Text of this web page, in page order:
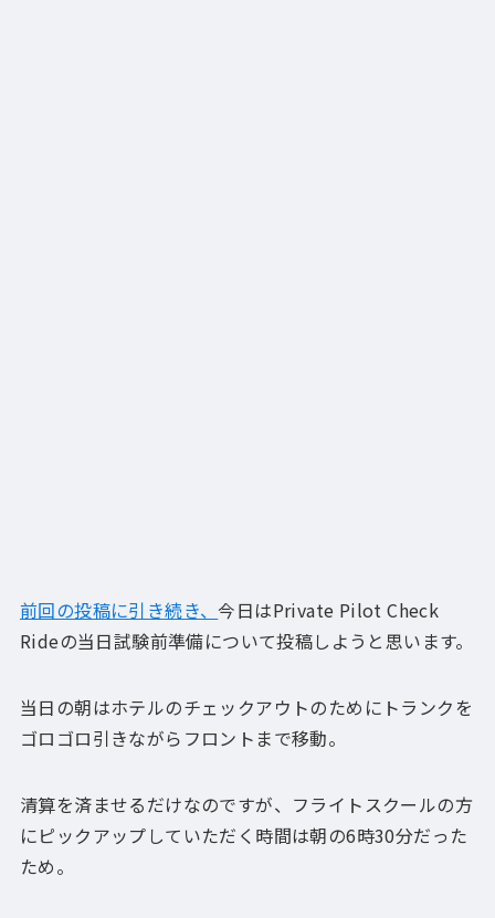
前回の投稿に引き続き、今日はPrivate Pilot Check
Rideの当日試験前準備について投稿しようと思います。
当日の朝はホテルのチェックアウトのためにトランクを
ゴロゴロ引きながらフロントまで移動。
清算を済ませるだけなのですが、フライトスクールの方
にピックアップしていただく時間は朝の6時30分だった
ため。